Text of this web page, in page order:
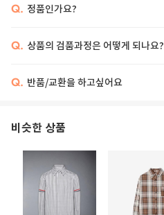
Q. 정품인가요?
Q. 상품의 검품과정은 어떻게 되나요?
Q. 반품/교환을 하고싶어요
비슷한 상품